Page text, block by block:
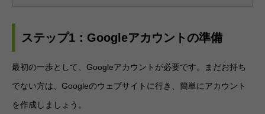
ステップ1：Googleアカウントの準備
最初の一歩として、Googleアカウントが必要です。まだお持ち
でない方は、Googleのウェブサイトに行き、簡単にアカウント
を作成しましょう。